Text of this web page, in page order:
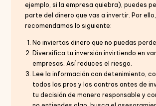
ejemplo, si la empresa quiebra), puedes
parte del dinero que vas a invertir. Por
recomendamos lo siguiente:
No inviertas dinero que no puedas
Diversifica tu inversión invirtiendo en
empresas. Así reduces el riesgo.
Lee la información con detenimiento,
todos los pros y los contras antes de
tu decisión de manera responsable y